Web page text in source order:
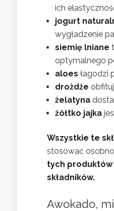
ich
jogurt
wygładzenie
siemię lniane
optymalnego
aloes łagodzi
drożdże
żelatyna
żółtko jajka
Wszystkie te
stosować
tych produktów
składników.
Awokado,